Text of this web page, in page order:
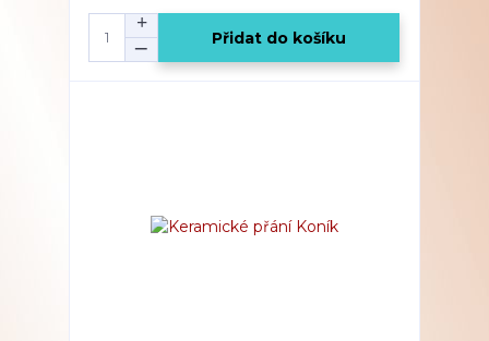
Přidat do košíku